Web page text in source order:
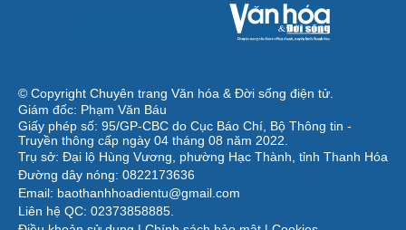
© Copyright Chuyên trang Văn hóa & Đời sống điện tử.
Giám đốc: Phạm Văn Báu
Giấy phép số: 95/GP-CBC do Cục Báo Chí, Bộ Thông tin -
Truyền thông cấp ngày 04 tháng 08 năm 2022.
Trụ sở: Đại lộ Hùng Vương, phường Hạc Thành, tỉnh Thanh Hóa
Đường dây nóng: 0822173636
Email: baothanhhoadientu@gmail.com
Liên hệ QC: 02373858885.